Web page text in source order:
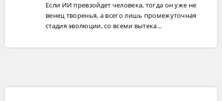
Если ИИ превзойдет человека, тогда он уже не
венец творенья, а всего лишь промежуточная
стадия эволюции, со всеми вытека...